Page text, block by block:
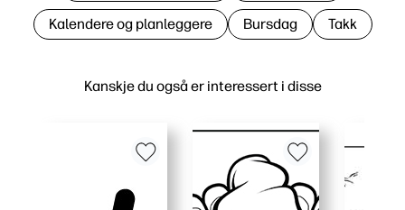
Kanskje du også er interessert i disse
Kalendere og planleggere Bursdag Takk